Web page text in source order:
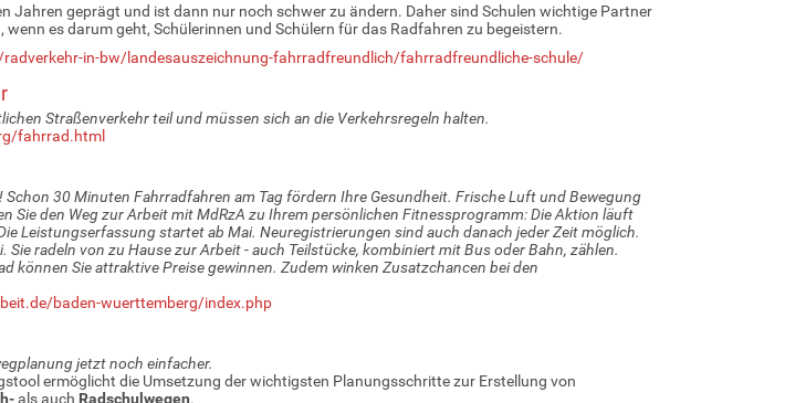
Jahren geprägt und ist dann nur noch schwer zu ändern. Daher sind Schulen wichtige Partner
es darum geht, Schülerinnen und Schülern für das Radfahren zu begeistern.
in-bw/landesauszeichnung-fahrradfreundlich/fahrradfreundliche-schule/
Straßenverkehr teil und müssen sich an die Verkehrsregeln halten.
fahrrad.html
Schon 30 Minuten Fahrradfahren am Tag fördern Ihre Gesundheit. Frische Luft und Bewegung
Sie den Weg zur Arbeit mit MdRzA zu Ihrem persönlichen Fitnessprogramm: Die Aktion läuft
Leistungserfassung startet ab Mai. Neuregistrierungen sind auch danach jeder Zeit möglich.
Sie radeln von zu Hause zur Arbeit - auch Teilstücke, kombiniert mit Bus oder Bahn, zählen.
können Sie attraktive Preise gewinnen. Zudem winken Zusatzchancen bei den
baden-wuerttemberg/index.php
jetzt noch einfacher.
ermöglicht die Umsetzung der wichtigsten Planungsschritte zur Erstellung von
als auch Radschulwegen.